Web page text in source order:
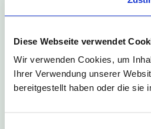
Diese Webseite verwendet
Wir verwenden Cookies, um
Ihrer Verwendung unserer
bereitgestellt haben oder die sie